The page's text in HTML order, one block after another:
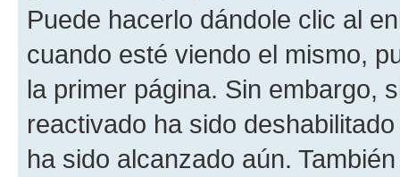
Puede hacerlo dándole clic al
cuando esté viendo el mismo,
la primer página. Sin embargo,
reactivado ha sido
ha sido alcanzado aún.